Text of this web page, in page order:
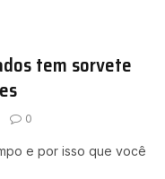
tem sorvete
0
e por isso que você